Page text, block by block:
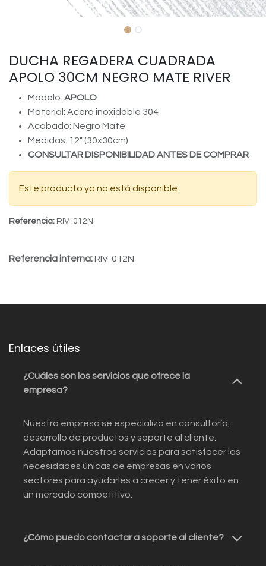
DUCHA REGADERA CUADRADA
APOLO 30CM NEGRO MATE RIVER
Modelo: APOLO
Material: Acero inoxidable 304
Acabado: Negro Mate
Medidas: 12" (30x30cm)
CONSULTAR DISPONIBILIDAD ANTES DE COMPRAR
Este producto ya no está disponible.
Referencia: RIV-012N
Referencia interna:RIV-012N
Enlaces útiles
¿Cuáles son los servicios que ofrece la
empresa?
Nuestra empresa se especializa en consultoría,
desarrollo de productos y soporte al cliente.
Adaptamos nuestros servicios para satisfacer las
necesidades únicas de empresas en varios
sectores para ayudarles a crecer y tener éxito en
un mercado competitivo.
¿Cómo puedo contactar a soporte al cliente?